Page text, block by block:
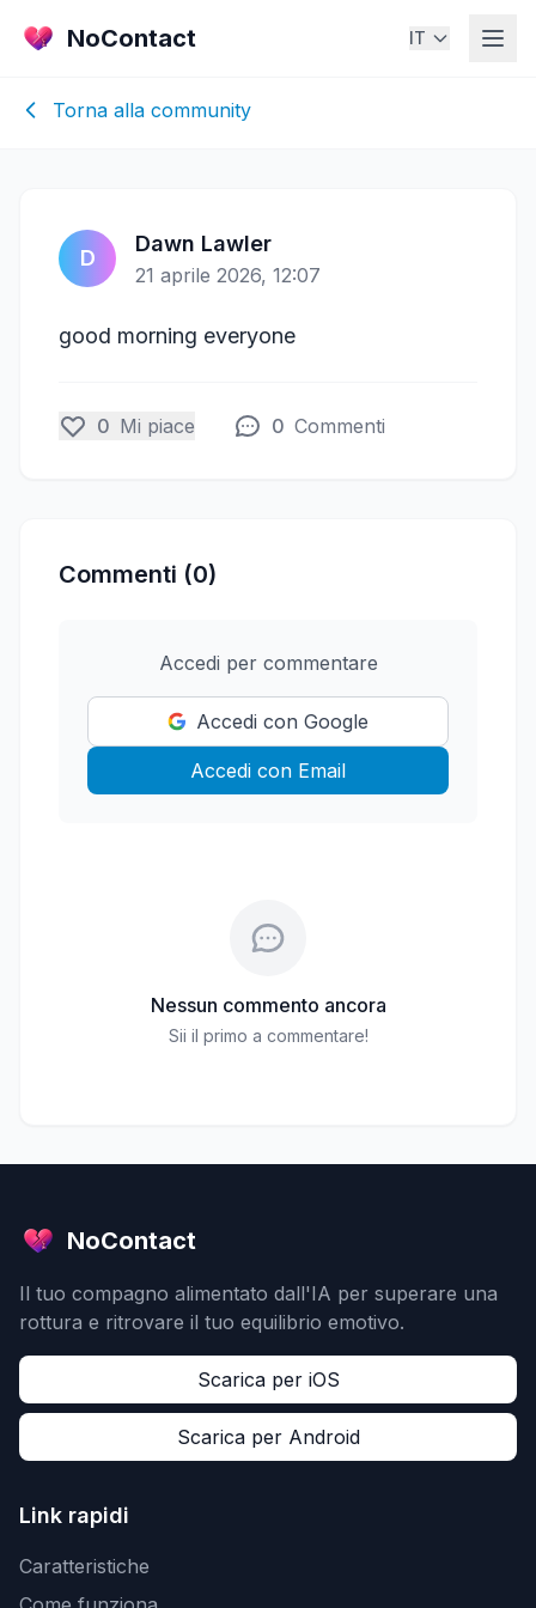
NoContact IT
Torna alla community
D
Dawn Lawler
21 aprile 2026, 12:07
good morning everyone
0 Mi piace 0 Commenti
Commenti (0)
Accedi per commentare
Accedi con Google
Accedi con Email
Nessun commento ancora
Sii il primo a commentare!
NoContact
Il tuo compagno alimentato dall'IA per superare una
rottura e ritrovare il tuo equilibrio emotivo.
Scarica per iOS
Scarica per Android
Link rapidi
Caratteristiche